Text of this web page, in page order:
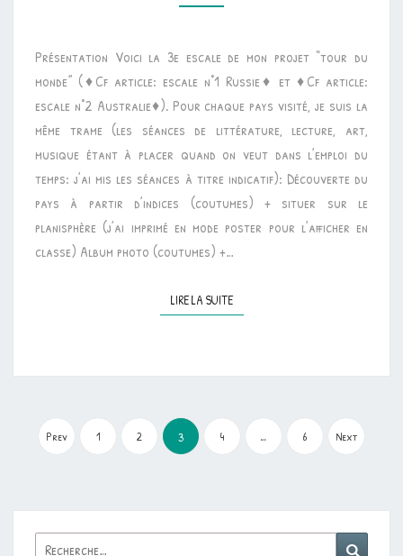
Présentation Voici la 3e escale de mon projet “tour du
monde” (♦Cf article: escale n°1 Russie♦ et ♦Cf article:
escale n°2 Australie♦). Pour chaque pays visité, je suis la
même trame (les séances de littérature, lecture, art,
musique étant à placer quand on veut dans l’emploi du
temps: j’ai mis les séances à titre indicatif): Découverte du
pays à partir d’indices (coutumes) + situer sur le
planisphère (j’ai imprimé en mode poster pour l’afficher en
classe) Album photo (coutumes) +…
LIRE LA SUITELIRE LA SUITE
des
publications
Prev 1 2 3 4 … 6 Next
Rechercher :